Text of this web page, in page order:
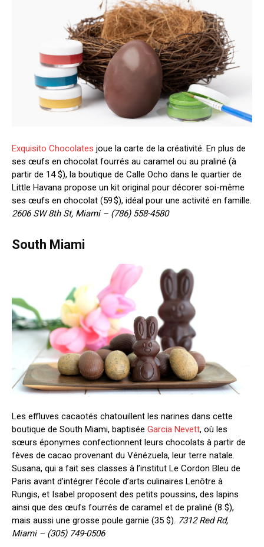
Exquisito Chocolates joue la carte de la créativité. En plus de
ses œufs en chocolat fourrés au caramel ou au praliné (à
partir de 14 $), la boutique de Calle Ocho dans le quartier de
Little Havana propose un kit original pour décorer soi-même
ses œufs en chocolat (59 $), idéal pour une activité en famille.
2606 SW 8th St, Miami – (786) 558-4580
South Miami
Les effluves cacaotés chatouillent les narines dans cette
boutique de South Miami, baptisée Garcia Nevett, où les
sœurs éponymes confectionnent leurs chocolats à partir de
fèves de cacao provenant du Vénézuela, leur terre natale.
Susana, qui a fait ses classes à l’institut Le Cordon Bleu de
Paris avant d’intégrer l’école d’arts culinaires Lenôtre à
Rungis, et Isabel proposent des petits poussins, des lapins
ainsi que des œufs fourrés de caramel et de praliné (8 $),
mais aussi une grosse poule garnie (35 $). 7312 Red Rd,
Miami – (305) 749-0506